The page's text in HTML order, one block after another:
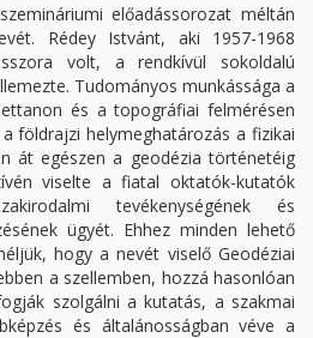
előadássorozat méltán
Rédey Istvánt, aki 1957-1968
volt, a rendkívül sokoldalú
Tudományos munkássága a
és a topográfiai felmérésen
földrajzi helymeghatározás a fizikai
át egészen a geodézia történetéig
viselte a fiatal oktatók-kutatók
tevékenységének és
ügyét. Ehhez minden lehető
hogy a nevét viselő Geodéziai
a szellemben, hozzá hasonlóan
szolgálni a kutatás, a szakmai
és általánosságban véve a